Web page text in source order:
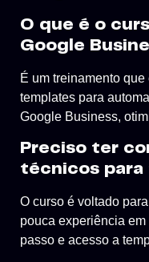
O que é o
Google
É um treinamento
templates para
Google Business,
Preciso ter
técnicos para
O curso é voltado
pouca experiência
passo e acesso a